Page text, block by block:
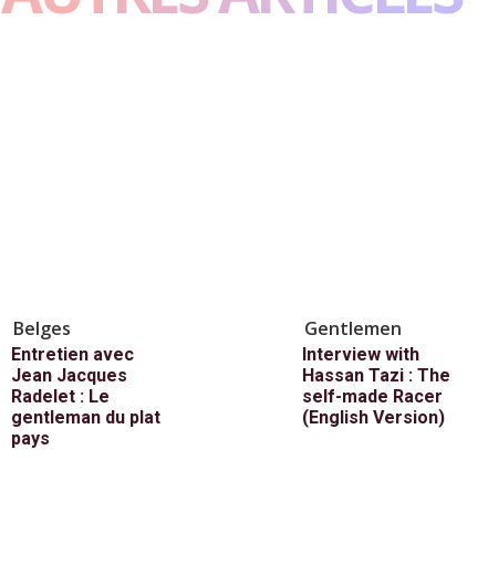
Belges
Entretien avec
Jean Jacques
Radelet : Le
gentleman du plat
pays
Gentlemen
Interview with
Hassan Tazi : The
self-made Racer
(English Version)